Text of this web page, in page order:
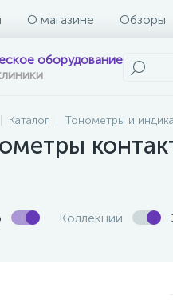
О магазине Обзоры
оборудование
Каталог Тонометры и
Коллекции